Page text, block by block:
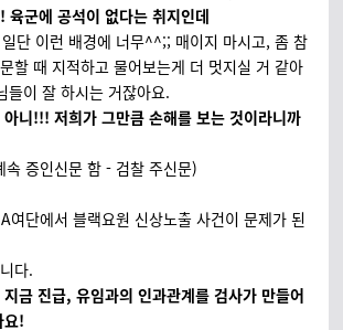
육군에 공석이 없다는 취지인데
일단 이런 배경에 너무^^;; 매이지 마시고, 좀 참
할 때 지적하고 물어보는게 더 멋지실 거 같아
들이 잘 하시는 거잖아요.
니!!! 저희가 그만큼 손해를 보는 것이라니까
증인신문 함 - 검찰 주신문)
여단에서 블랙요원 신상노출 사건이 문제가 된
다.
금 진급, 유임과의 인과관계를 검사가 만들어
요!